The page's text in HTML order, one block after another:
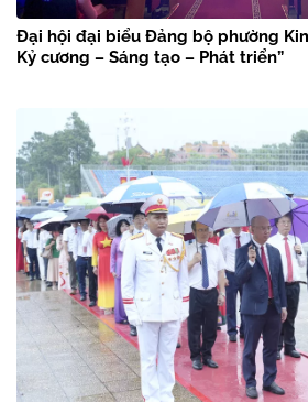
Đại hội đại biểu Đảng bộ phường
Kỷ cương – Sáng tạo – Phát triển”